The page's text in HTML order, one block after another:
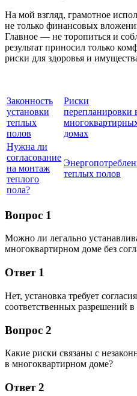
На мой взгляд, грамотное
не только финансовых
Главное — не торопиться и
результат приносил только
риски для здоровья и
Законность
установки
теплых
полов
Риски
перепланировки
домах
Нужна ли
согласование
на монтаж
теплого
пола?
теплых полов
Вопрос 1
Можно ли легально
многоквартирном доме без
Ответ 1
Нет, установка требует
соответственных разрешений
Вопрос 2
Какие риски связаны с
в многоквартирном доме?
Ответ 2